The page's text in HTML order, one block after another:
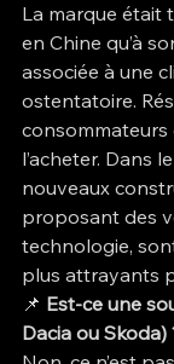
La marque était
en Chine qu’à
associée à une
ostentatoire.
consommateurs
l’acheter. Dans
nouveaux
proposant des
technologie,
plus attrayants
📌 Est-ce une
Dacia ou Skoda)